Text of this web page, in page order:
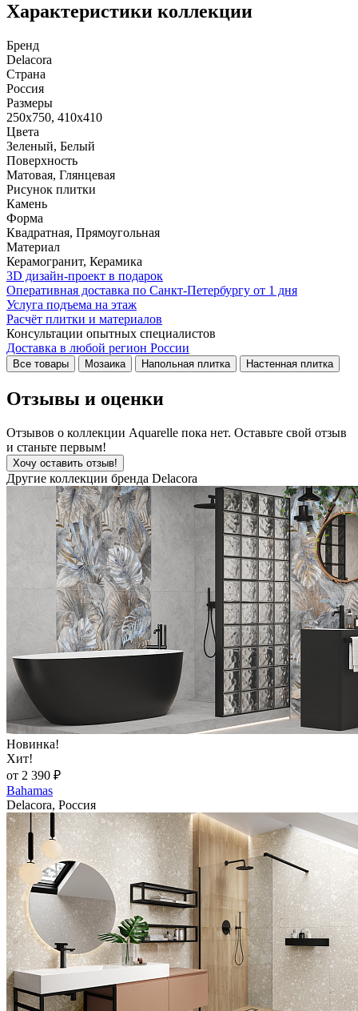
Характеристики коллекции
Бренд
Delacora
Страна
Россия
Размеры
250x750, 410x410
Цвета
Зеленый, Белый
Поверхность
Матовая, Глянцевая
Рисунок плитки
Камень
Форма
Квадратная, Прямоугольная
Материал
Керамогранит, Керамика
3D дизайн-проект в подарок
Оперативная доставка по Санкт-Петербургу от 1 дня
Услуга подъема на этаж
Расчёт плитки и материалов
Консультации опытных специалистов
Доставка в любой регион России
Все товары Мозаика Напольная плитка Настенная плитка
Отзывы и оценки
Отзывов о коллекции Aquarelle пока нет. Оставьте свой отзыв
и станьте первым!
Хочу оставить отзыв!
Другие коллекции бренда Delacora
Новинка!
Хит!
от 2 390 ₽
Bahamas
Delacora, Россия